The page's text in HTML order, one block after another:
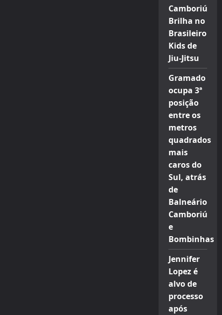
Camboriú
Brilha no
Brasileiro
Kids de
Jiu-Jitsu
Gramado
ocupa 3ª
posição
entre os
metros
quadrados
mais
caros do
Sul, atrás
de
Balneário
Camboriú
e
Bombinhas
Jennifer
Lopez é
alvo de
processo
após